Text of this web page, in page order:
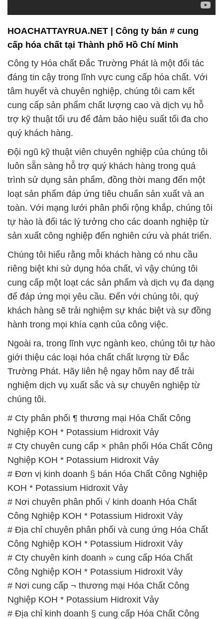
HOACHATTAYRUA.NET | Công ty bán # cung
cấp hóa chất tại Thành phố Hồ Chí Minh
Công ty Hóa chất Đắc Trường Phát là một đối tác
đáng tin cậy trong lĩnh vực cung cấp hóa chất. Với
tâm huyết và chuyên nghiệp, chúng tôi cam kết
cung cấp sản phẩm chất lượng cao và dịch vụ hỗ
trợ kỹ thuật tối ưu để đảm bảo hiệu suất tối đa cho
quý khách hàng.
Đội ngũ kỹ thuật viên chuyên nghiệp của chúng tôi
luôn sẵn sàng hỗ trợ quý khách hàng trong quá
trình sử dụng sản phẩm, đồng thời mang đến một
loạt sản phẩm đáp ứng tiêu chuẩn sản xuất và an
toàn. Với mạng lưới phân phối rộng khắp, chúng tôi
tự hào là đối tác lý tưởng cho các doanh nghiệp từ
sản xuất công nghiệp đến nghiên cứu và phát triển.
Chúng tôi hiểu rằng mỗi khách hàng có nhu cầu
riêng biệt khi sử dụng hóa chất, vì vậy chúng tôi
cung cấp một loạt các sản phẩm và dịch vụ đa dạng
để đáp ứng mọi yêu cầu. Đến với chúng tôi, quý
khách hàng sẽ trải nghiệm sự khác biệt và sự đồng
hành trong mọi khía cạnh của công việc.
Ngoài ra, trong lĩnh vực ngành keo, chúng tôi tự hào
giới thiệu các loại hóa chất chất lượng từ Đắc
Trường Phát. Hãy liên hệ ngay hôm nay để trải
nghiệm dịch vụ xuất sắc và sự chuyên nghiệp từ
chúng tôi.
# Cty phân phối ¶ thương mại Hóa Chất Công
Nghiệp KOH * Potassium Hidroxit Vảy
# Cty chuyên cung cấp × phân phối Hóa Chất Công
Nghiệp KOH * Potassium Hidroxit Vảy
# Đơn vị kinh doanh § bán Hóa Chất Công Nghiệp
KOH * Potassium Hidroxit Vảy
# Nơi chuyên phân phối √ kinh doanh Hóa Chất
Công Nghiệp KOH * Potassium Hidroxit Vảy
# Địa chỉ chuyên phân phối và cung ứng Hóa Chất
Công Nghiệp KOH * Potassium Hidroxit Vảy
# Cty chuyên kinh doanh » cung cấp Hóa Chất
Công Nghiệp KOH * Potassium Hidroxit Vảy
# Nơi cung cấp ¬ thương mại Hóa Chất Công
Nghiệp KOH * Potassium Hidroxit Vảy
# Địa chỉ kinh doanh § cung cấp Hóa Chất Công